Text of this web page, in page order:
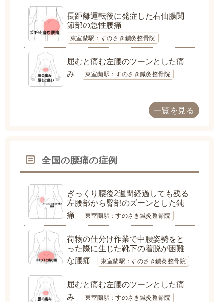
長距離運転後に発症した右仙腸関
節部の急性腰痛
東室蘭駅：すのさき鍼灸整骨院
屈むと痛む左腰のツーンとした痛
み
東室蘭駅：すのさき鍼灸整骨院
一覧を見る
全国の腰痛の症例
ぎっくり腰後2週間経過しても残る
左腰部から臀部のズーンとした鈍
痛
東室蘭駅：すのさき鍼灸整骨院
荷物の仕分け作業で中腰姿勢をと
った際に生じた靴下の着脱が困難
な腰痛
東室蘭駅：すのさき鍼灸整骨院
屈むと痛む左腰のツーンとした痛
み
東室蘭駅：すのさき鍼灸整骨院